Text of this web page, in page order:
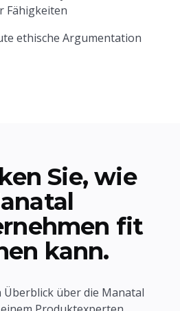
Fähigkeiten
ethische Argumentation
Sie, wie
fit
kann.
Überblick über die Manatal